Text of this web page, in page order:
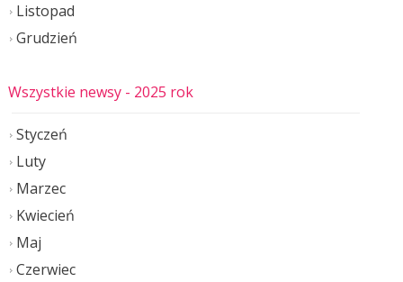
Listopad
Grudzień
Wszystkie newsy - 2025 rok
Styczeń
Luty
Marzec
Kwiecień
Maj
Czerwiec